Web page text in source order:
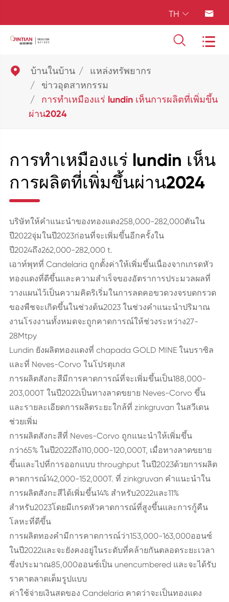
TH  
 
 บ้านในบ้าน
แหล่งทรัพยากร
ข่าวอุตสาหกรรม
การทำเหมืองแร่ lundin เห็นการผลิตที่เพิ่มขึ้น
ผ่าน2024
การทำเหมืองแร่ lundin เห็น
การผลิตที่เพิ่มขึ้นผ่าน2024
บริษัทให้คำแนะนำของทองแดง258,000-282,000ตันใน
ปี2022จุ่มในปี2023ก่อนที่จะเพิ่มขึ้นอีกครั้งใน
ปี2024ถึง262,000-282,000 t.
เอาท์พุทที่ Candelaria ถูกตั้งค่าให้เพิ่มขึ้นเนื่องจากเกรดหัว
ทองแดงที่ดีขึ้นและความสำเร็จของอัตราการประมวลผลที่
วางแผนไว้เป็นความคิดริเริ่มในการลดคอขวดวงจรบดกรวด
ของพืชจะเกิดขึ้นในช่วงต้น2023 ในช่วงคำแนะนำปริมาณ
งานโรงงานทั้งหมดจะถูกคาดการณ์ให้ช่วงระหว่าง27-
28Mtpy
Lundin ยังผลิตทองแดงที่ chapada GOLD MINE ในบราซิล
และที่ Neves-Corvo ในโปรตุเกส
การผลิตสังกะสีมีการคาดการณ์ที่จะเพิ่มขึ้นเป็น188,000-
203,000T ในปี2022เป็นทางลาดขยาย Neves-Corvo ขึ้น
และรายละเอียดการผลิตระยะใกล้ที่ zinkgruvan ในสวีเดน
ช่วยเพิ่ม
การผลิตสังกะสีที่ Neves-Corvo ถูกแนะนำให้เพิ่มขึ้น
กว่า65% ในปี2022ถึง110,000-120,000T, เมื่อทางลาดขยาย
ขึ้นและไปที่การออกแบบ throughput ในปี2023ด้วยการผลิต
คาดการณ์142,000-152,000T. ที่ zinkgruvan คำแนะนำใน
การผลิตสังกะสีได้เพิ่มขึ้น14% สำหรับ2022และ11%
สำหรับ2023โดยมีเกรดหัวคาดการณ์ที่สูงขึ้นและการกู้คืน
โลหะที่ดีขึ้น
การผลิตทองคำมีการคาดการณ์ว่า153,000-163,000ออนซ์
ในปี2022และจะยังคงอยู่ในระดับที่คล้ายกันตลอดระยะเวลา
ซึ่งประมาณ85,000ออนซ์เป็น unencumbered และจะได้รับ
ราคาตลาดเต็มรูปแบบ
ค่าใช้จ่ายเงินสดของ Candelaria คาดว่าจะเป็นทองแดง